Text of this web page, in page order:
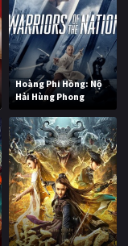
Hoàng Phi Hồng: Nộ
Hải Hùng Phong